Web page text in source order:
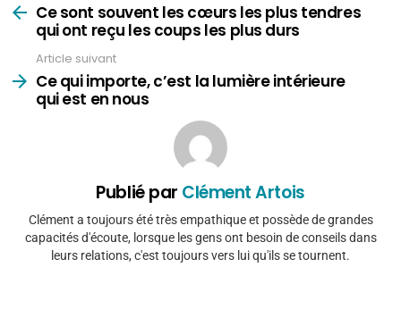
plus Ce sont souvent les cœurs les plus tendres
qui ont reçu les coups les plus durs
Article suivant
Ce qui importe, c’est la lumière intérieure
qui est en nous
Publié par Clément Artois
Clément a toujours été très empathique et possède de grandes
capacités d'écoute, lorsque les gens ont besoin de conseils dans
leurs relations, c'est toujours vers lui qu'ils se tournent.